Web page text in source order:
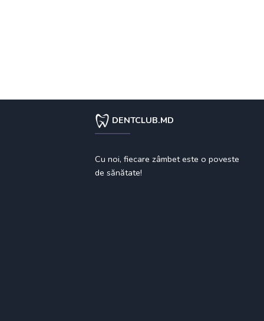
DENTCLUB.MD
Cu noi, fiecare zâmbet este o poveste
de sănătate!